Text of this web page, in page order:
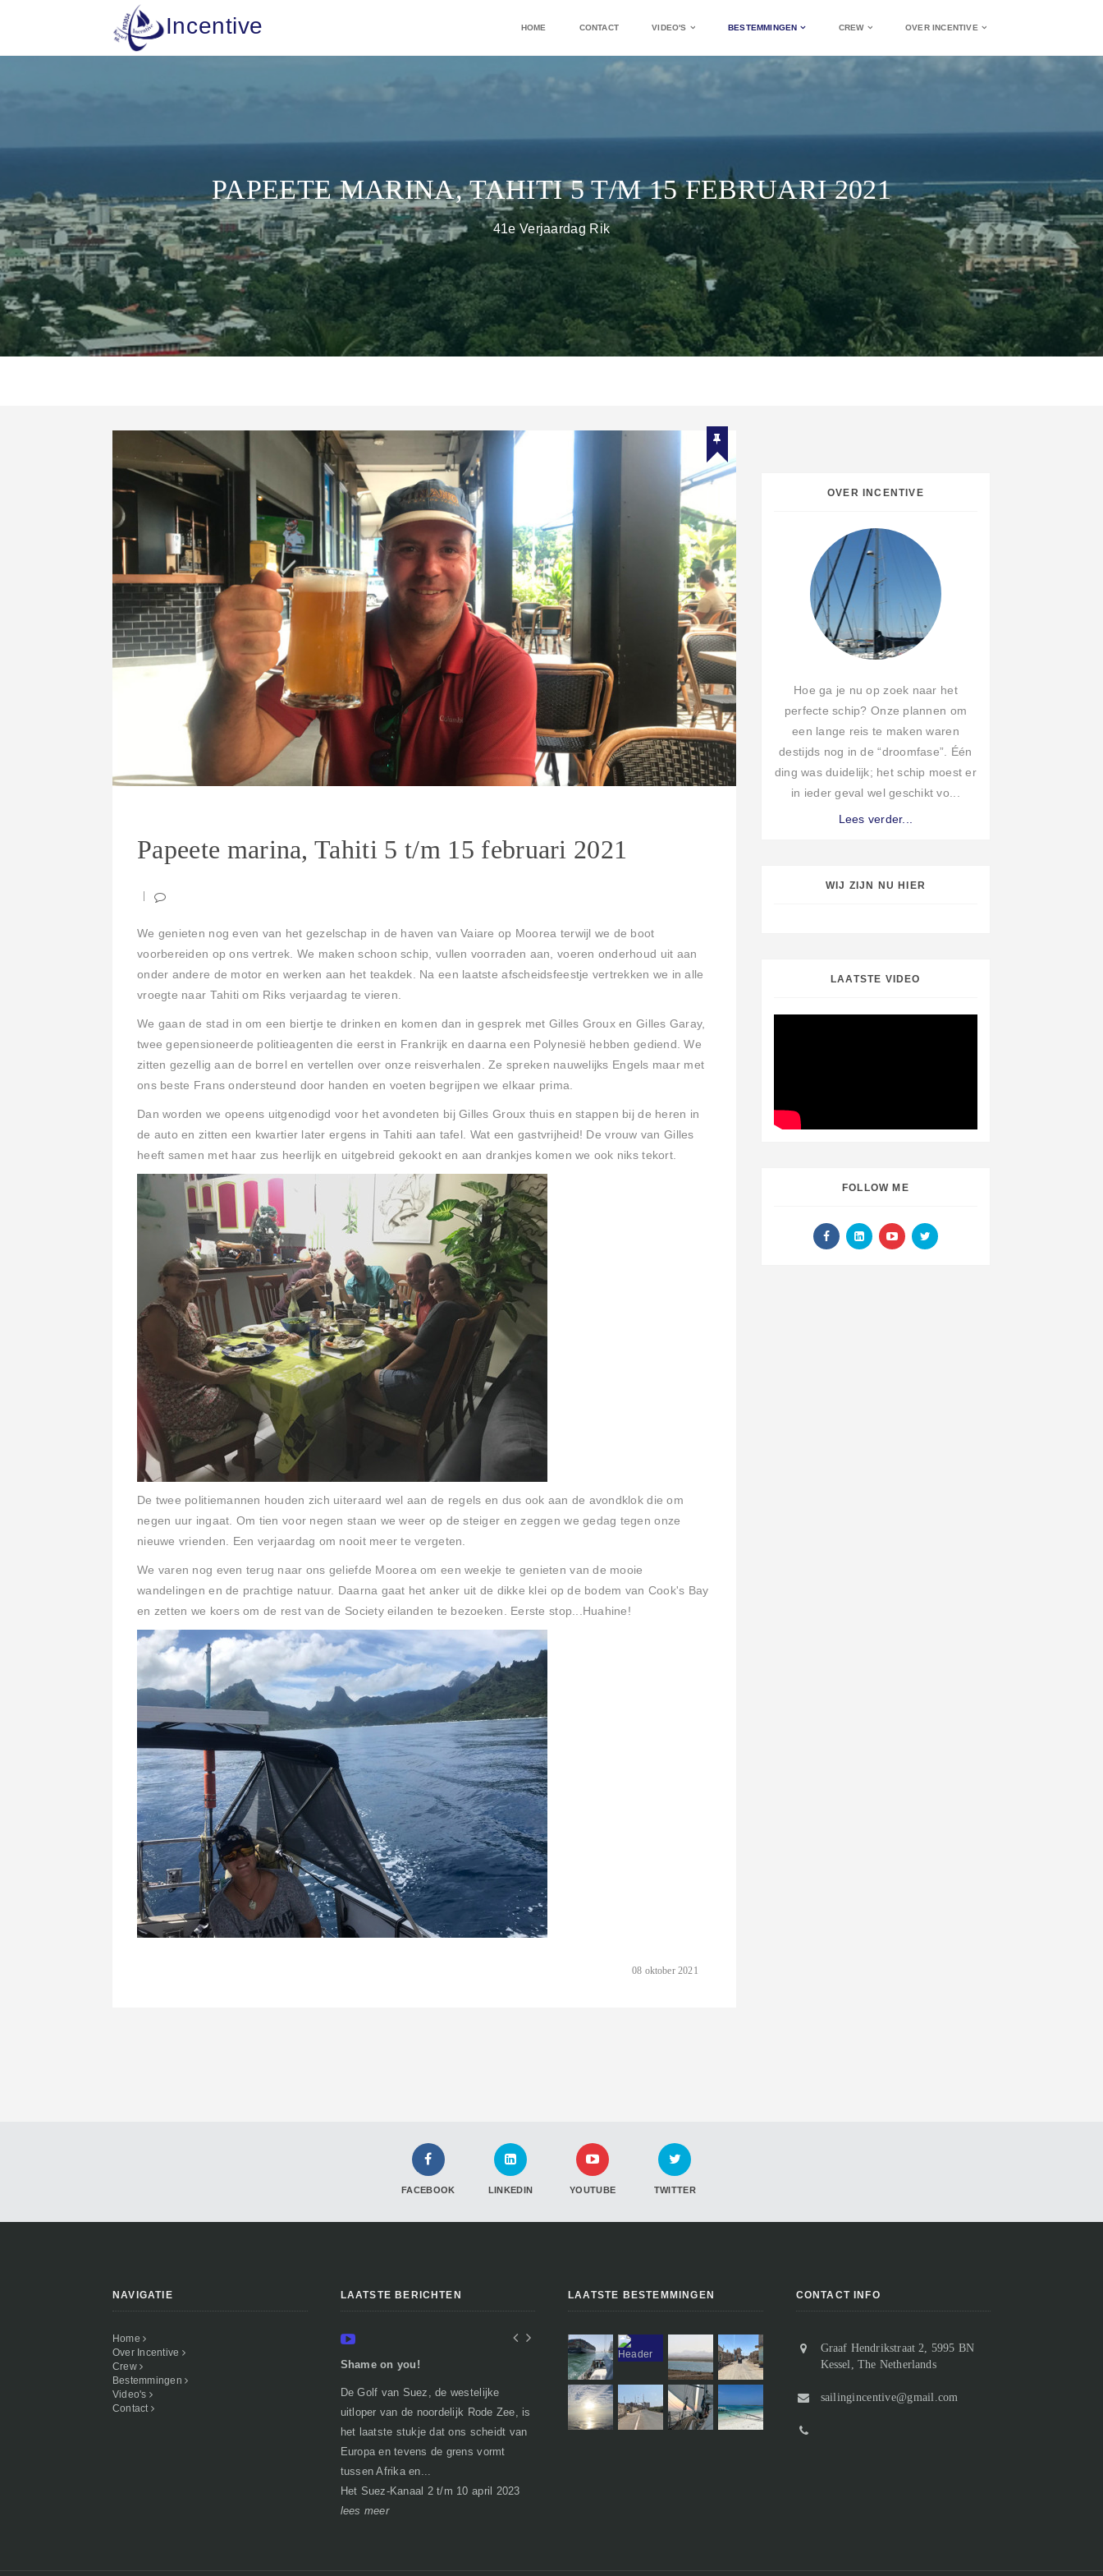
Incentive HOME CONTACT VIDEO'S BESTEMMINGEN CREW OVER INCENTIVE
PAPEETE MARINA, TAHITI 5 T/M 15 FEBRUARI 2021
41e Verjaardag Rik
Papeete marina, Tahiti 5 t/m 15 februari 2021
08 oktober 2021
We genieten nog even van het gezelschap in de haven van Vaiare op Moorea terwijl we de boot
voorbereiden op ons vertrek. We maken schoon schip, vullen voorraden aan, voeren onderhoud uit aan
onder andere de motor en werken aan het teakdek. Na een laatste afscheidsfeestje vertrekken we in alle
vroegte naar Tahiti om Riks verjaardag te vieren.
We gaan de stad in om een biertje te drinken en komen dan in gesprek met Gilles Groux en Gilles Garay,
twee gepensioneerde politieagenten die eerst in Frankrijk en daarna een Polynesië hebben gediend. We
zitten gezellig aan de borrel en vertellen over onze reisverhalen. Ze spreken nauwelijks Engels maar met
ons beste Frans ondersteund door handen en voeten begrijpen we elkaar prima.
Dan worden we opeens uitgenodigd voor het avondeten bij Gilles Groux thuis en stappen bij de heren in
de auto en zitten een kwartier later ergens in Tahiti aan tafel. Wat een gastvrijheid! De vrouw van Gilles
heeft samen met haar zus heerlijk en uitgebreid gekookt en aan drankjes komen we ook niks tekort.
De twee politiemannen houden zich uiteraard wel aan de regels en dus ook aan de avondklok die om
negen uur ingaat. Om tien voor negen staan we weer op de steiger en zeggen we gedag tegen onze
nieuwe vrienden. Een verjaardag om nooit meer te vergeten.
We varen nog even terug naar ons geliefde Moorea om een weekje te genieten van de mooie
wandelingen en de prachtige natuur. Daarna gaat het anker uit de dikke klei op de bodem van Cook's Bay
en zetten we koers om de rest van de Society eilanden te bezoeken. Eerste stop...Huahine!
OVER INCENTIVE
Hoe ga je nu op zoek naar het
perfecte schip? Onze plannen om
een lange reis te maken waren
destijds nog in de “droomfase”. Één
ding was duidelijk; het schip moest er
in ieder geval wel geschikt vo...
Lees verder...
WIJ ZIJN NU HIER
LAATSTE VIDEO
FOLLOW ME
FACEBOOK LINKEDIN YOUTUBE TWITTER
NAVIGATIE
Home
Over Incentive
Crew
Bestemmingen
Video's
Contact
LAATSTE BERICHTEN
Shame on you!
De Golf van Suez, de westelijke
uitloper van de noordelijk Rode Zee, is
het laatste stukje dat ons scheidt van
Europa en tevens de grens vormt
tussen Afrika en...
Het Suez-Kanaal 2 t/m 10 april 2023
lees meer
In Egypte of toch niet..
Geen verhalen over woestijnen, farao's
en piramides zoals je misschien zou
verwachten. Egypte heeft bij het
Vertrek uit Suakin, of toch niet?
Na slechts twee nachten in Suakin
houden we het voor gezien en
besluiten we weer een stukje verder
Aangekomen in Sudan
Van de ooit florerende handelspost
LAATSTE BESTEMMINGEN CONTACT INFO
Graaf Hendrikstraat 2, 5995 BN
Kessel, The Netherlands
sailingincentive@gmail.com